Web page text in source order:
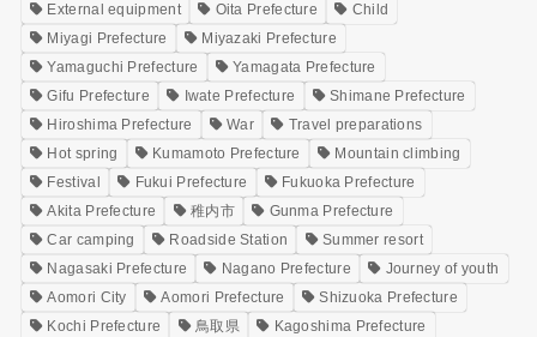
External equipment
Oita Prefecture
Child
Miyagi Prefecture
Miyazaki Prefecture
Yamaguchi Prefecture
Yamagata Prefecture
Gifu Prefecture
Iwate Prefecture
Shimane Prefecture
Hiroshima Prefecture
War
Travel preparations
Hot spring
Kumamoto Prefecture
Mountain climbing
Festival
Fukui Prefecture
Fukuoka Prefecture
Akita Prefecture
稚内市
Gunma Prefecture
Car camping
Roadside Station
Summer resort
Nagasaki Prefecture
Nagano Prefecture
Journey of youth
Aomori City
Aomori Prefecture
Shizuoka Prefecture
Kochi Prefecture
鳥取県 Kagoshima Prefecture